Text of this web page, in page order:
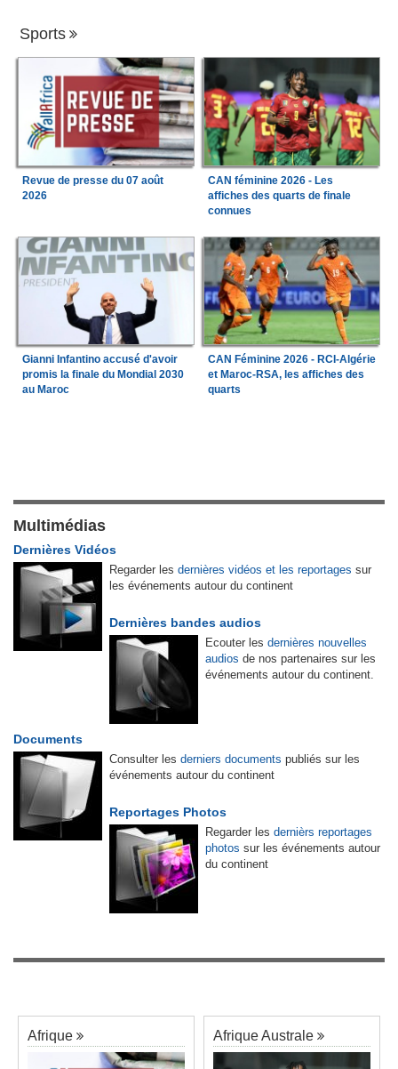
Sports
Revue de presse du 07 août
2026
CAN féminine 2026 - Les
affiches des quarts de finale
connues
Gianni Infantino accusé d'avoir
promis la finale du Mondial 2030
au Maroc
CAN Féminine 2026 - RCI-Algérie
et Maroc-RSA, les affiches des
quarts
Multimédias
Dernières Vidéos
Regarder les dernières vidéos et les reportages sur
les événements autour du continent
Dernières bandes audios
Ecouter les dernières nouvelles
audios de nos partenaires sur les
événements autour du continent.
Documents
Consulter les derniers documents publiés sur les
événements autour du continent
Reportages Photos
Regarder les dernièrs reportages
photos sur les événements autour
du continent
Afrique Afrique Australe